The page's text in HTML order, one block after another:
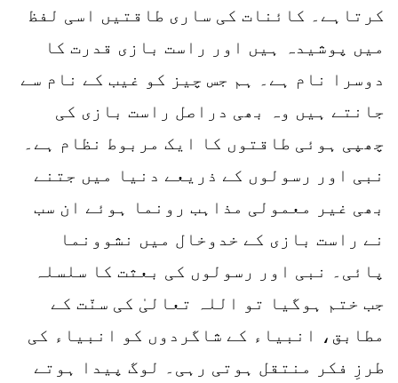
کرتاہے۔ کائنات کی ساری طاقتیں اسی لفظ
میں پوشیدہ ہیں اور راست بازی قدرت کا
دوسرا نام ہے۔ ہم جس چیز کو غیب کے نام سے
جانتے ہیں وہ بھی دراصل راست بازی کی
چھپی ہوئی طاقتوں کا ایک مربوط نظام ہے۔
نبی اور رسولوں کے ذریعے دنیا میں جتنے
بھی غیر معمولی مذاہب رونما ہوئے ان سب
نے راست بازی کے خدوخال میں نشوونما
پائی۔ نبی اور رسولوں کی بعثت کا سلسلہ
جب ختم ہوگیا تو اللہ تعالیٰ کی سنّت کے
مطابق، انبیاء کے شاگردوں کو انبیاء کی
طرزِ فکر منتقل ہوتی رہی۔ لوگ پیدا ہوتے